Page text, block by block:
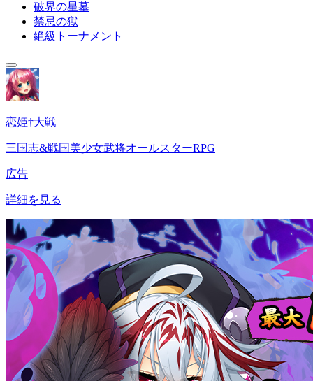
破界の星墓
禁忌の獄
絶級トーナメント
恋姫†大戦
三国志&戦国美少女武将オールスターRPG
広告
詳細を見る